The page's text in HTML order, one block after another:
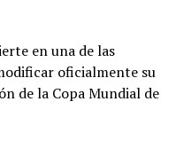
en una de las
oficialmente su
de la Copa Mundial de